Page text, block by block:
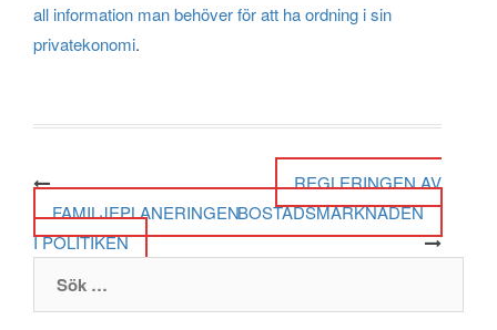
all information man behöver för att ha ordning i sin
privatekonomi.
Post navigation
FAMILJEPLANERINGEN
I POLITIKEN
REGLERINGEN AV
BOSTADSMARKNADEN